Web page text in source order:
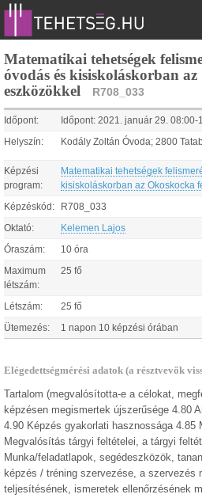
Matematikai tehetségek
óvodás és kisiskoláskorban
eszközökkel
R708_033
Időpont: Időpont: 2021. január 29 08:00-
Helyszín: Kodály Zoltán Óvoda; 2800
Képzési
program:
Matematikai tehetségek
kisiskoláskorban az Okoskocka
Képzéskód: R708_033
Oktató: Kelemen Lajos
Óraszám: 10 óra
Maximum
létszám:
25 fő
Létszám: 25 fő
Ütemezés: 1 napon 10 képzési órában
Elégedettségmérési adatok (a résztvevők
Tartalom (megvalósította-e a célokat,
képzésen megismertek újszerűsége 4.80
4.90 Képzés gyakorlati hasznossága
Megvalósítás tárgyi feltételei, a tárgyi
Munka/feladatlapok, segédeszközök,
képzés / tréning szervezése, a szervezés
teljesítésének, ismeretek ellenőrzésének